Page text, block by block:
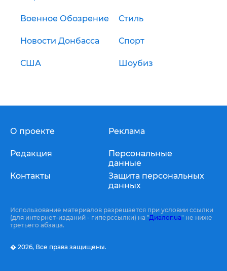
Военное Обозрение Стиль
Новости Донбасса Спорт
США Шоубиз
О проекте
Редакция
Контакты
Реклама
Персональные
данные
Защита персональных
данных
Использование материалов разрешается при условии ссылки
(для интернет-изданий - гиперссылки) на "Диалог.ua" не ниже
третьего абзаца.
� 2026, Все права защищены.